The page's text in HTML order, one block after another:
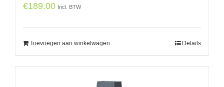
€189.00 Incl. BTW
Toevoegen aan winkelwagen Details